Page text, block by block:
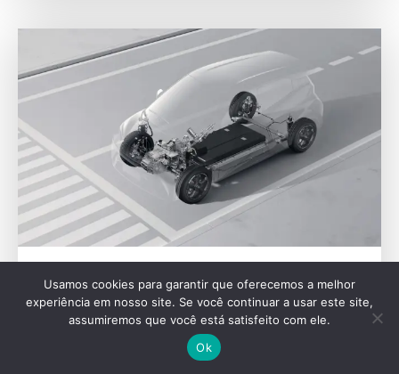
Baterias de elétricos viram alvo do crime
com alta da frota
Usamos cookies para garantir que oferecemos a melhor
experiência em nosso site. Se você continuar a usar este site,
assumiremos que você está satisfeito com ele.
Ok